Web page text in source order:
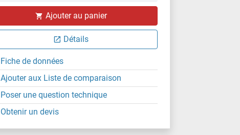
Ajouter au panier
Détails
Fiche de données
Ajouter aux Liste de comparaison
Poser une question technique
Obtenir un devis